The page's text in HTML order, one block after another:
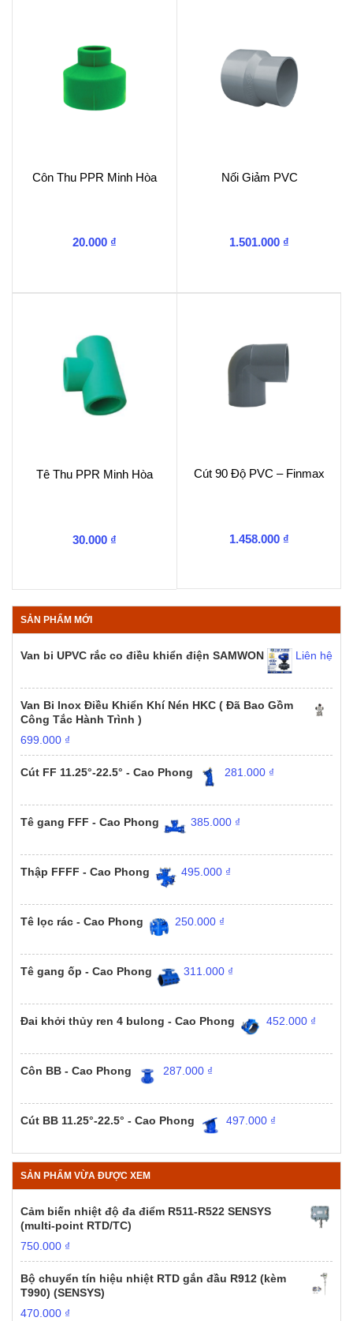
Côn Thu PPR Minh Hòa
20.000 ₫
Nối Giảm PVC
1.501.000 ₫
Tê Thu PPR Minh Hòa
30.000 ₫
Cút 90 Độ PVC – Finmax
1.458.000 ₫
SẢN PHẨM MỚI
Van bi UPVC rắc co điều khiển điện SAMWON Liên hệ
Van Bi Inox Điều Khiển Khí Nén HKC ( Đã Bao Gồm
Công Tắc Hành Trình )
699.000 ₫
Cút FF 11.25°-22.5° - Cao Phong 281.000 ₫
Tê gang FFF - Cao Phong 385.000 ₫
Thập FFFF - Cao Phong 495.000 ₫
Tê lọc rác - Cao Phong 250.000 ₫
Tê gang ốp - Cao Phong 311.000 ₫
Đai khởi thủy ren 4 bulong - Cao Phong 452.000 ₫
Côn BB - Cao Phong 287.000 ₫
Cút BB 11.25°-22.5° - Cao Phong 497.000 ₫
SẢN PHẨM VỪA ĐƯỢC XEM
Cảm biến nhiệt độ đa điểm R511-R522 SENSYS
(multi-point RTD/TC)
750.000 ₫
Bộ chuyển tín hiệu nhiệt RTD gắn đầu R912 (kèm
T990) (SENSYS)
470.000 ₫